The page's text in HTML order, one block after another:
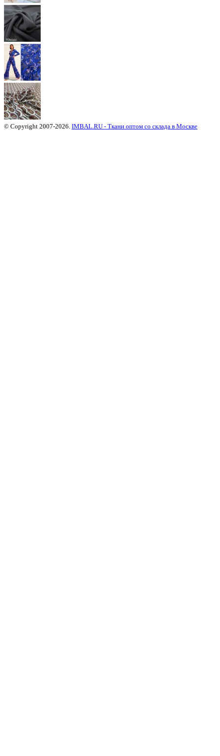
© Copyright 2007-2026. IMBAL.RU - Ткани оптом со склада в Москве